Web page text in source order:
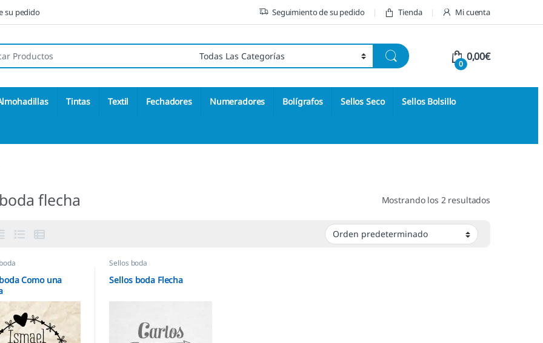
su pedido Seguimiento de su pedido Tienda Mi cuenta
de:
0
0,00€
Tintas Textil Fechadores Numeradores Bolígrafos Sellos Seco Sellos Bolsillo
flecha Mostrando los 2 resultados
Como una
Sellos boda
Sellos boda Flecha